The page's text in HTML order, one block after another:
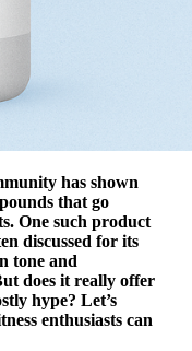
has shown
that go
One such product
discussed for its
tone and
does it really offer
hype? Let’s
enthusiasts can